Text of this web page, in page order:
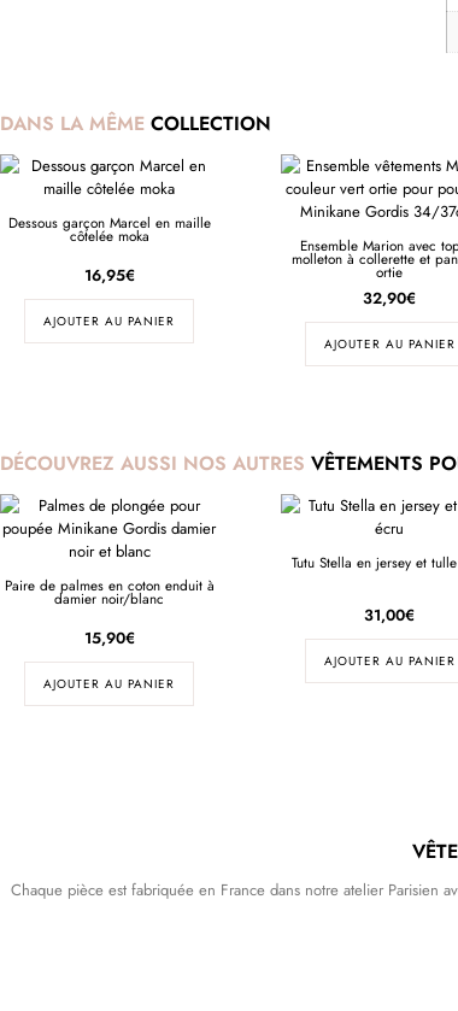
DANS LA MÊME COLLECTION
Dessous garçon Marcel en maille
côtelée moka
16,95€
AJOUTER AU PANIER
Ensemble Marion avec
molleton à collerette et
ortie
32,90€
AJOUTER AU PANIER
DÉCOUVREZ AUSSI NOS AUTRES VÊTEMENTS
Paire de palmes en coton enduit à
damier noir/blanc
15,90€
AJOUTER AU PANIER
Tutu Stella en jersey et
31,00€
AJOUTER AU PANIER
Chaque pièce est fabriquée en France dans notre atelier Parisien